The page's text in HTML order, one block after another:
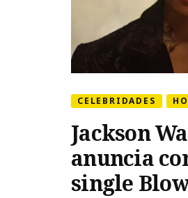
CELEBRIDADES
Jackson
anuncia
single